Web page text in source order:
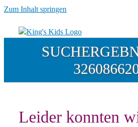
Zum Inhalt springen
Leider konnten